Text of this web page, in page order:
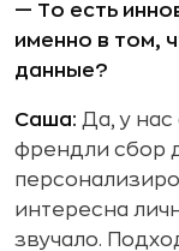
— То есть
именно в том,
данные?
Саша: Да, у
френдли сбор
интересна
звучало.